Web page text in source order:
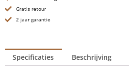
Louisiana
-
Gratis retour
2 jaar garantie
Specificaties Beschrijving